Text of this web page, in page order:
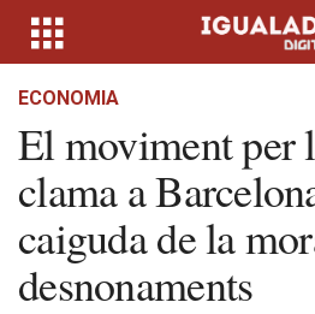
ECONOMIA
El moviment per
clama a
caiguda de la
desnonaments